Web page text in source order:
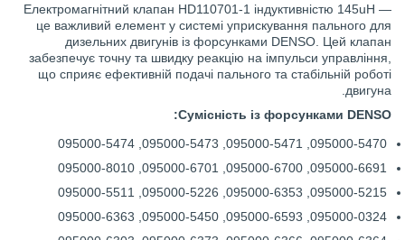
Електромагнітний клапан HD110701-1 індуктивністю 145uH —
це важливий елемент у системі уприскування пального для
дизельних двигунів із форсунками DENSO. Цей клапан
забезпечує точну та швидку реакцію на імпульси управління,
що сприяє ефективній подачі пального та стабільній роботі
двигуна.
Сумісність із форсунками DENSO:
095000-5470, 095000-5471, 095000-5473, 095000-5474
095000-6691, 095000-6700, 095000-6701, 095000-8010
095000-5215, 095000-6353, 095000-5226, 095000-5511
095000-0324, 095000-6593, 095000-5450, 095000-6363